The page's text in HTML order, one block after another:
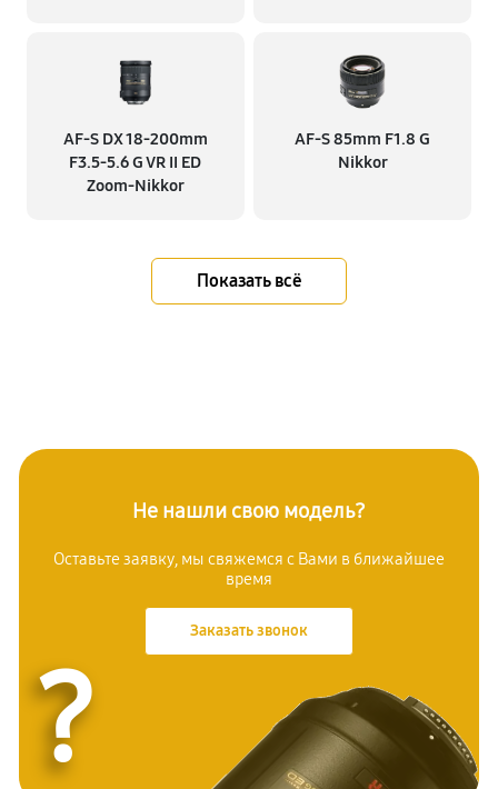
AF-S DX 18-200mm
F3.5-5.6 G VR II ED
Zoom-Nikkor
AF-S 85mm F1.8 G
Nikkor
Показать всё
Не нашли свою модель?
Оставьте заявку, мы свяжемся с Вами в ближайшее
время
Заказать звонок
?